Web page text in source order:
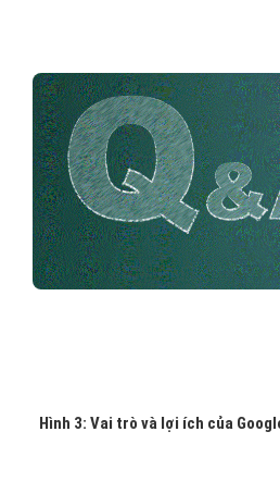
Hình 3: Vai trò và lợi ích của